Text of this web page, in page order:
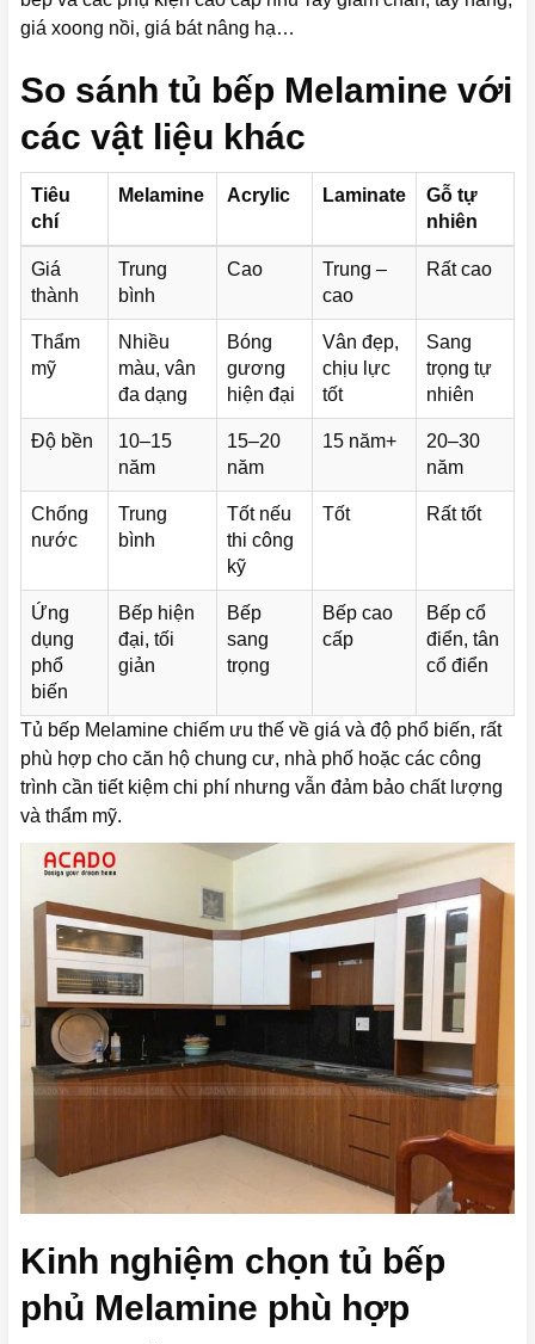
giá xoong nồi, giá bát nâng hạ…
So sánh tủ bếp Melamine với
các vật liệu khác
Tiêu
chí
Melamine Acrylic Laminate
Gỗ tự
nhiên
Giá
thành
Trung
bình
Cao
Trung –
cao
Rất cao
Thẩm
mỹ
Nhiều
màu, vân
đa dạng
Bóng
gương
hiện đại
Vân đẹp,
chịu lực
tốt
Sang
trọng tự
nhiên
Độ bền
10–15
năm
15–20
năm
15 năm+
20–30
năm
Chống
nước
Trung
bình
Tốt nếu
thi công
kỹ
Tốt Rất tốt
Ứng
dụng
phổ
biến
Bếp hiện
đại, tối
giản
Bếp
sang
trọng
Bếp cao
cấp
Bếp cổ
điển, tân
cổ điển
Tủ bếp Melamine chiếm ưu thế về giá và độ phổ biến, rất
phù hợp cho căn hộ chung cư, nhà phố hoặc các công
trình cần tiết kiệm chi phí nhưng vẫn đảm bảo chất lượng
và thẩm mỹ.
Kinh nghiệm chọn tủ bếp
phủ Melamine phù hợp